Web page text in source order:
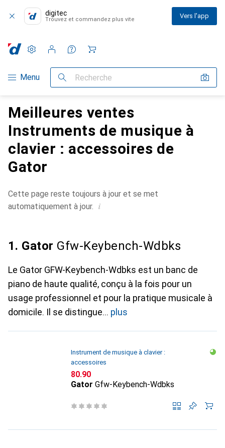
digitec
Trouvez et commandez plus vite Vers l'app
Navigation par catégorie
Menu Recherche
Paramètres
Compte client
Listes de comparaison
Listes d'envies
Panier
Meilleures ventes
Instruments de musique à
clavier : accessoires de
Gator
Cette page reste toujours à jour et se met
automatiquement à jour. i
1. Gator Gfw-Keybench-Wdbks
Le Gator GFW-Keybench-Wdbks est un banc de
piano de haute qualité, conçu à la fois pour un
usage professionnel et pour la pratique musicale à
domicile. Il se distingue
plus
Instrument de musique à clavier :
accessoires
CHF
80.90
Gator Gfw-Keybench-Wdbks